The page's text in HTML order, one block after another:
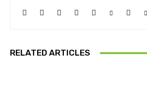
RELATED ARTICLES